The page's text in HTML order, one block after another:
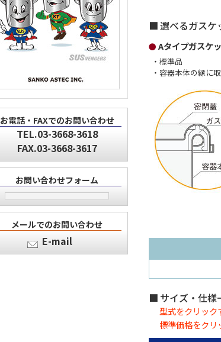
選べるガスケ
Aタイプガスケ
・標準品
・容器本体の縁に取
サイズ・仕様
型式をクリック
標準価格をクリ
お電話・FAXでのお問い合わせ
TEL.03-3668-3618
FAX.03-3668-3617
お問い合わせフォーム
メールでのお問い合わせ
E-mail